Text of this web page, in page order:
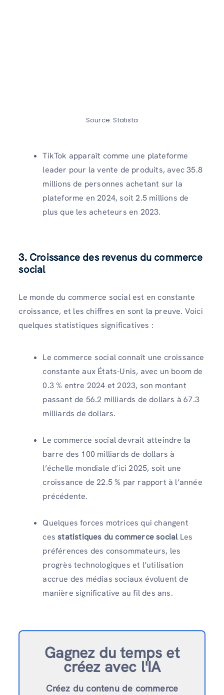
Source: Statista
TikTok apparaît comme une plateforme
leader pour la vente de produits, avec 35.8
millions de personnes achetant sur la
plateforme en 2024, soit 2.5 millions de
plus que les acheteurs en 2023.
3. Croissance des revenus du commerce
social
Le monde du commerce social est en constante
croissance, et les chiffres en sont la preuve. Voici
quelques statistiques significatives :
Le commerce social connaît une croissance
constante aux États-Unis, avec un boom de
0.3 % entre 2024 et 2023, son montant
passant de 56.2 milliards de dollars à 67.3
milliards de dollars.
Le commerce social devrait atteindre la
barre des 100 milliards de dollars à
l’échelle mondiale d’ici 2025, soit une
croissance de 22.5 % par rapport à l’année
précédente.
Quelques forces motrices qui changent
cesstatistiques du commerce socialLes
préférences des consommateurs, les
progrès technologiques et l’utilisation
accrue des médias sociaux évoluent de
manière significative au fil des ans.
Gagnez du temps et
créez avec l'IA
Créez du contenu de commerce